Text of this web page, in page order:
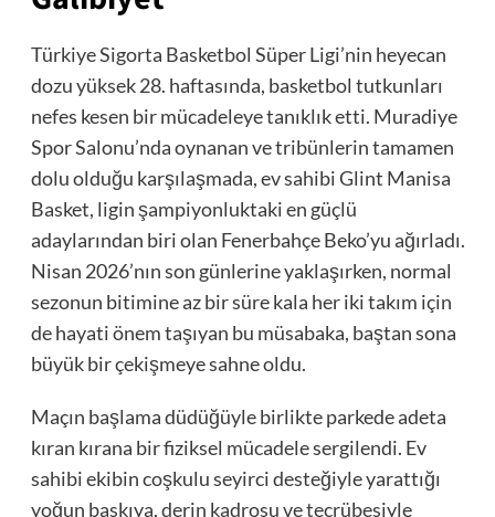
Türkiye Sigorta Basketbol Süper Ligi’nin heyecan
dozu yüksek 28. haftasında, basketbol tutkunları
nefes kesen bir mücadeleye tanıklık etti. Muradiye
Spor Salonu’nda oynanan ve tribünlerin tamamen
dolu olduğu karşılaşmada, ev sahibi Glint Manisa
Basket, ligin şampiyonluktaki en güçlü
adaylarından biri olan Fenerbahçe Beko’yu ağırladı.
Nisan 2026’nın son günlerine yaklaşırken, normal
sezonun bitimine az bir süre kala her iki takım için
de hayati önem taşıyan bu müsabaka, baştan sona
büyük bir çekişmeye sahne oldu.
Maçın başlama düdüğüyle birlikte parkede adeta
kıran kırana bir fiziksel mücadele sergilendi. Ev
sahibi ekibin coşkulu seyirci desteğiyle yarattığı
yoğun baskıya, derin kadrosu ve tecrübesiyle